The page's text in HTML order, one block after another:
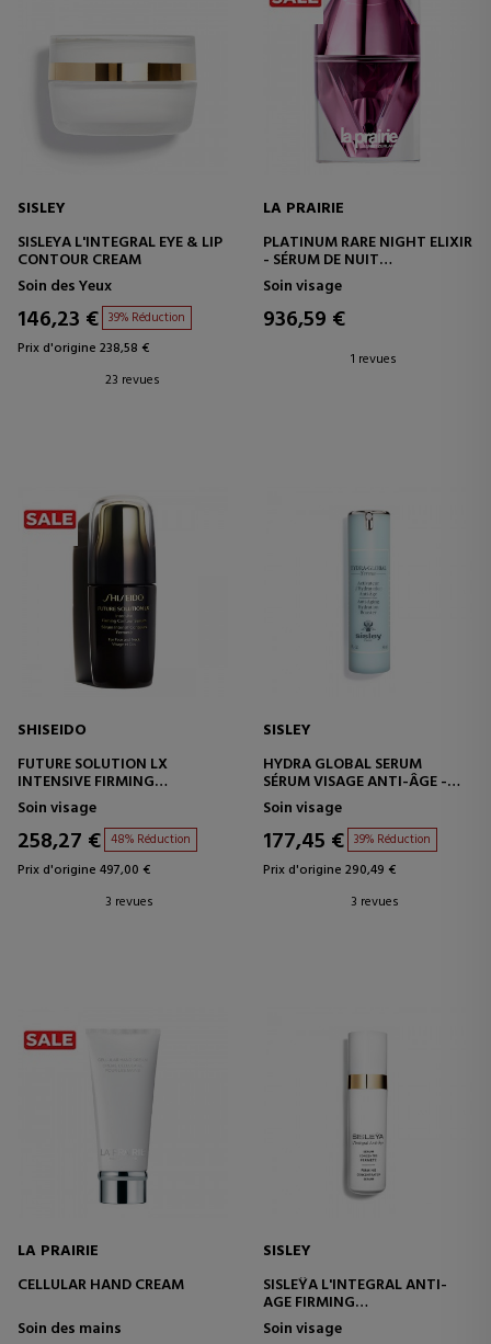
SISLEY
SISLEYA L'INTEGRAL EYE & LIP
CONTOUR CREAM
Soin des Yeux
146,23 € 39% Réduction
Prix d'origine 238,58 €
23 revues
LA PRAIRIE
PLATINUM RARE NIGHT ELIXIR
- SÉRUM DE NUIT
RAJEUNISSANT POUR LE
VISAGE
Soin visage
936,59 €
1 revues
SHISEIDO
FUTURE SOLUTION LX
INTENSIVE FIRMING
CONTOUR SERUM
SÉRUM RAFFERMISSANT POUR
LE VISAGE ET LE COU
Soin visage
258,27 € 48% Réduction
Prix d'origine 497,00 €
3 revues
SISLEY
HYDRA GLOBAL SERUM
SÉRUM VISAGE ANTI-ÂGE -
HYDRATANT
Soin visage
177,45 € 39% Réduction
Prix d'origine 290,49 €
3 revues
LA PRAIRIE
CELLULAR HAND CREAM
Soin des mains
SISLEY
SISLEŸA L'INTEGRAL ANTI-
AGE FIRMING
CONCENTRATED SERUM
Soin visage